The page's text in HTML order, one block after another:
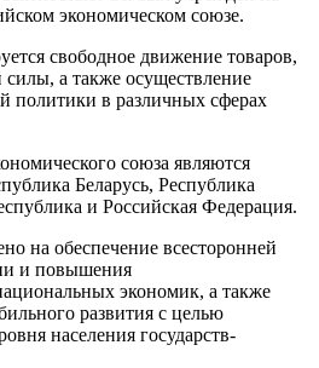
экономическом союзе.
свободное движение товаров,
силы, а также осуществление
политики в различных сферах
союза являются
Беларусь, Республика
и Российская Федерация.
на обеспечение всесторонней
и повышения
экономик, а также
развития с целью
населения государств-